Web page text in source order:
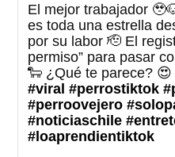
El mejor trabajador
es toda una estrella
por su labor 🫡 El
permiso” para pasar
🐑 ¿Qué te parece?
#viral #perrostiktok
#perroovejero
#noticiaschile
#loaprendientiktok